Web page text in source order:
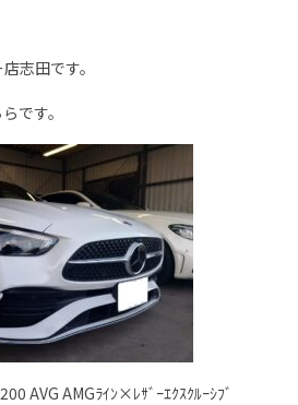
志田です。
です。
AVG AMGﾗｲﾝ×ﾚｻﾞｰｴｸｽｸﾙｰｼﾌﾞ